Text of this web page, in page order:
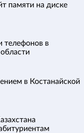
памяти на диске
телефонов в
в Костанайской